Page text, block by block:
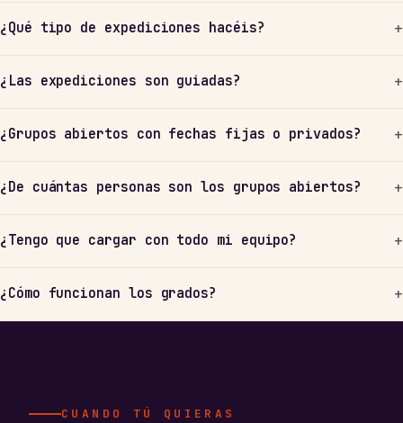
¿Qué tipo de expediciones hacéis?
¿Las expediciones son guiadas?
¿Grupos abiertos con fechas fijas o privados?
¿De cuántas personas son los grupos abiertos?
¿Tengo que cargar con todo mi equipo?
¿Cómo funcionan los grados?
CUANDO TÚ QUIERAS